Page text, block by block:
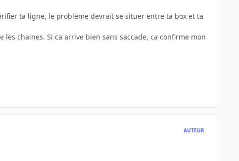
ta ligne, le problème devrait se situer entre ta box et ta
chaines. Si ca arrive bien sans saccade, ca confirme mon
AUTEUR